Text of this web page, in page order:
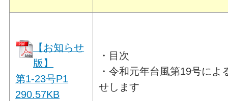
【お知らせ
版】
第1-23号P1
290.57KB
・目次
・令和元年台風第19号に
せします